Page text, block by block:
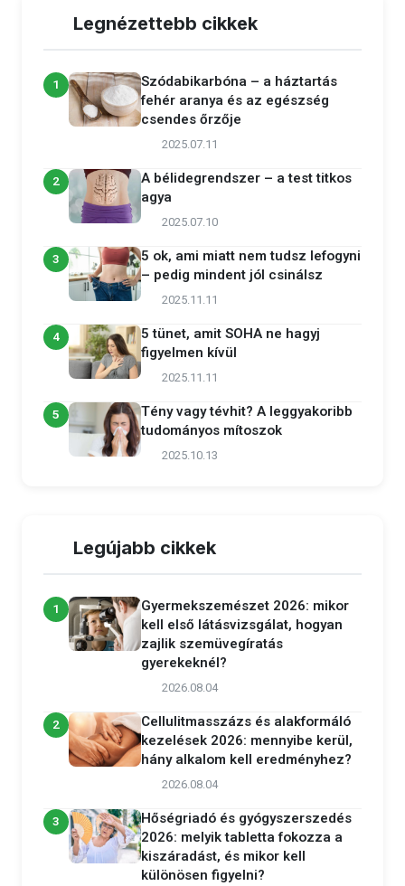
Legnézettebb cikkek
1
Szódabikarbóna – a háztartás
fehér aranya és az egészség
csendes őrzője
2025.07.11
2
A bélidegrendszer – a test titkos
agya
2025.07.10
3
5 ok, ami miatt nem tudsz lefogyni
– pedig mindent jól csinálsz
2025.11.11
4
5 tünet, amit SOHA ne hagyj
figyelmen kívül
2025.11.11
5
Tény vagy tévhit? A leggyakoribb
tudományos mítoszok
2025.10.13
Legújabb cikkek
1
Gyermekszemészet 2026: mikor
kell első látásvizsgálat, hogyan
zajlik szemüvegíratás
gyerekeknél?
2026.08.04
2
Cellulitmasszázs és alakformáló
kezelések 2026: mennyibe kerül,
hány alkalom kell eredményhez?
2026.08.04
3
Hőségriadó és gyógyszerszedés
2026: melyik tabletta fokozza a
kiszáradást, és mikor kell
különösen figyelni?